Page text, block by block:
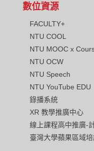
數位資源
FACULTY+
NTU COOL
NTU MOOC x
NTU OCW
NTU Speech
NTU YouTube EDU
錄播系統
XR 教學推廣中心
線上課程高中推廣-
臺灣大學蘋果區域